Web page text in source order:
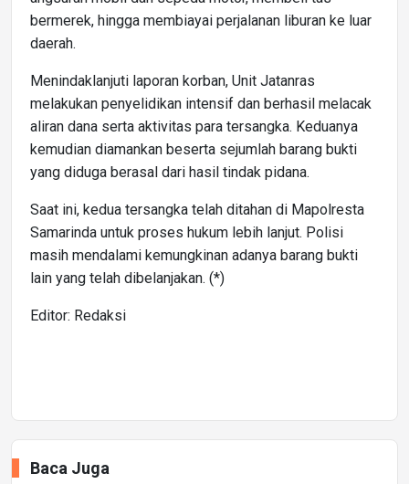
bermerek, hingga membiayai perjalanan liburan ke luar
daerah.
Menindaklanjuti laporan korban, Unit Jatanras
melakukan penyelidikan intensif dan berhasil melacak
aliran dana serta aktivitas para tersangka. Keduanya
kemudian diamankan beserta sejumlah barang bukti
yang diduga berasal dari hasil tindak pidana.
Saat ini, kedua tersangka telah ditahan di Mapolresta
Samarinda untuk proses hukum lebih lanjut. Polisi
masih mendalami kemungkinan adanya barang bukti
lain yang telah dibelanjakan. (*)
Editor: Redaksi
Baca Juga